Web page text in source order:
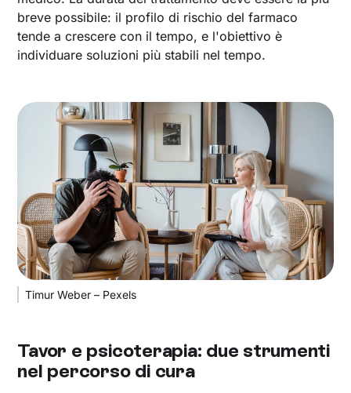
breve possibile: il profilo di rischio del farmaco
tende a crescere con il tempo, e l'obiettivo è
individuare soluzioni più stabili nel tempo.
Timur Weber – Pexels
Tavor e psicoterapia: due strumenti
nel percorso di cura